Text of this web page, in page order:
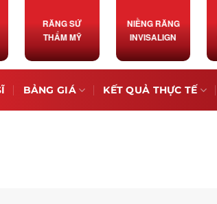
RĂNG SỨ
THẨM MỸ
NIỀNG RĂNG
INVISALIGN
BẢNG GIÁ KẾT QUẢ THỰC TẾ